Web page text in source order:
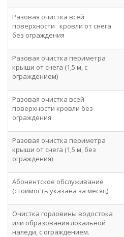
Разовая очистка всей
поверхности кровли от снега
без ограждения
Разовая очистка периметра
крыши от снега (1,5 м, с
ограждением)
Разовая очистка всей
поверхности кровли без
ограждения
Разовая очистка периметра
крыши от снега (1,5 м, без
ограждения)
Абонентское обслуживание
(стоимость указана за месяц)
Очистка горловины водостока
или образования локальной
наледи, с ограждением.